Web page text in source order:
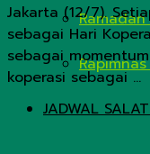
JADWAL
Jakarta (12/7).
sebagai Hari
sebagai
koperasi sebagai ...